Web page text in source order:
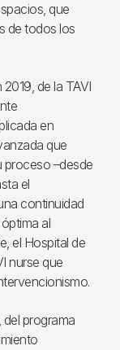
que
de todos los
de la TAVI
en
que
proceso –desde
el
continuidad
al
el Hospital de
nurse que
programa